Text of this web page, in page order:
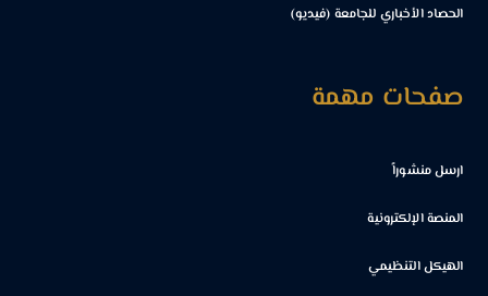
الحصاد الأخباري للجامعة (فيديو)
صفحات مهمة
ارسل منشوراً
المنصة الإلكترونية
الهيكل التنظيمي